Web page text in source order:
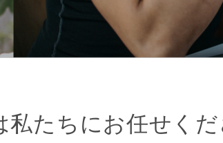
たちにお任せくだ